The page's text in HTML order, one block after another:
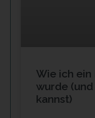
Wie ich ein
wurde (und
kannst)